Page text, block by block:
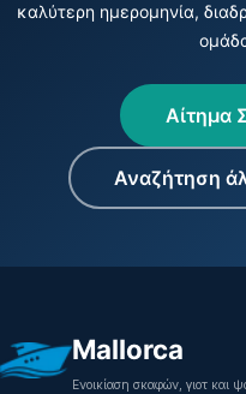
καλύτερη ημερομηνία,
Αίτημα
Αναζήτηση
Mallorca
Ενοικίαση σκαφών, γιοτ και